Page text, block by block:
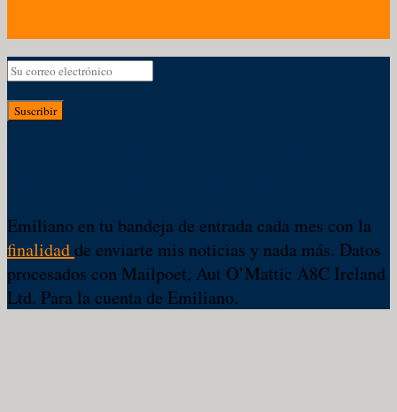
Suscribir
Emiliano en tu bandeja de entrada cada mes con la
finalidadde enviarte mis noticias y nada más. Datos
procesados con Mailpoet, Aut O’Mattic A8C Ireland
Ltd. Para la cuenta de Emiliano.